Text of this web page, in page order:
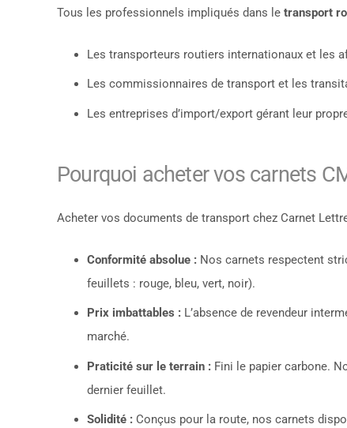
Tous les professionnels impliqués dans le transport
Les transporteurs routiers internationaux et les
Les commissionnaires de transport et les
Les entreprises d’import/export gérant leur
Pourquoi acheter vos carnets
Acheter vos documents de transport chez Carnet
Conformité absolue :Nos carnets respectent
feuillets : rouge, bleu, vert, noir).
Prix imbattables :L’absence de revendeur
marché.
Praticité sur le terrain :Fini le papier carbone.
dernier feuillet.
Solidité :Conçus pour la route, nos carnets